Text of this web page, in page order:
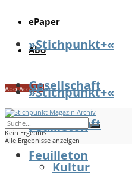
ePaper
Abo
Abo Account
»Stichpunkt+«
Gesellschaft
Feuilleton
Kultur
»Stichpunkt+«
Gesellschaft
Feuilleton
Kein Ergebnis
Alle Ergebnisse anzeigen